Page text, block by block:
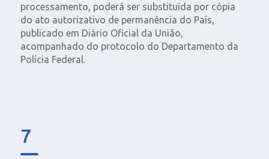
processamento, poderá ser substituída por cópia
do ato autorizativo de permanência do País,
publicado em Diário Oficial da União,
acompanhado do protocolo do Departamento da
Polícia Federal.
7